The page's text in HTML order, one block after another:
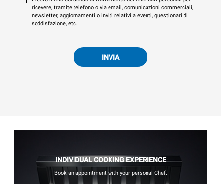
ricevere, tramite telefono o via email, comunicazioni commerciali,
newsletter, aggiornamenti o inviti relativi a eventi, questionari di
soddisfazione, etc.
INVIA
INDIVIDUAL COOKING EXPERIENCE
Book an appointment with your personal Chef.